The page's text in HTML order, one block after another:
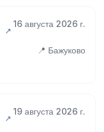
16 августа 2026 г.
📍 Бажуково
19 августа 2026 г.